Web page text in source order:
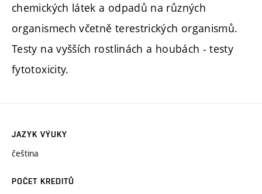
chemických látek a odpadů na různých
organismech včetně terestrických organismů.
Testy na vyšších rostlinách a houbách - testy
fytotoxicity.
JAZYK VÝUKY
čeština
POČET KREDITŮ